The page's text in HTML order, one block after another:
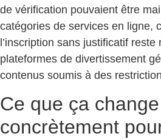
de vérification pouvaient être
catégories de services en ligne,
l’inscription sans justificatif reste
plateformes de divertissement
contenus soumis à des
Ce que ça change
concrètement